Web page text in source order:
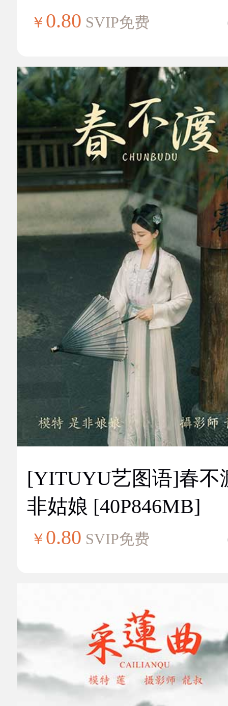
￥ 0.80 SVIP免费
[YITUYU艺图语]春不
非姑娘 [40P846MB]
￥ 0.80 SVIP免费